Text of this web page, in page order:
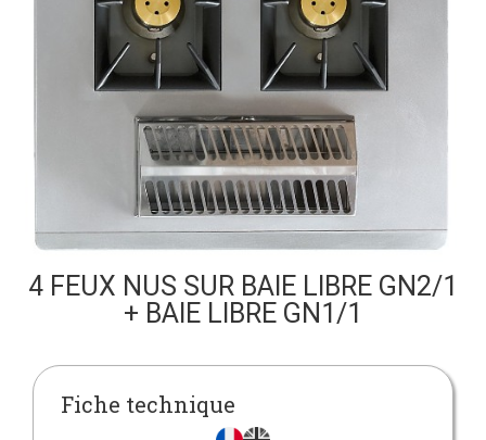
4 FEUX NUS SUR BAIE LIBRE GN2/1
+ BAIE LIBRE GN1/1
Fiche technique